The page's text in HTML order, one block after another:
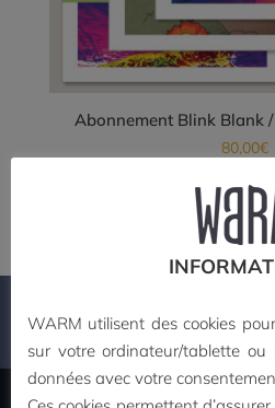
Abonnement Blink Blank
80,00€
Choix des
PAIEMENT SECURISE
WARM utilisent des cookies
sur votre ordinateur/tablette
données avec votre